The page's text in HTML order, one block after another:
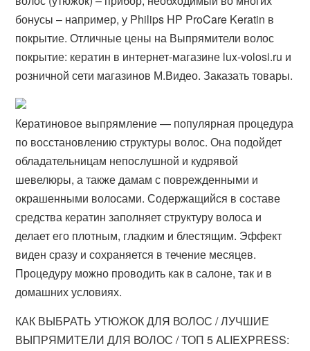
бонусы – например, у Philips HP ProCare Keratin в
покрытие. Отличные цены на Выпрямители волос
покрытие: кератин в интернет-​магазине lux-volosi.ru и
розничной сети магазинов М.Видео. Заказать товары.
Кератиновое выпрямление — популярная процедура
по восстановлению структуры волос. Она подойдет
обладательницам непослушной и кудрявой
шевелюры, а также дамам с поврежденными и
окрашенными волосами. Содержащийся в составе
средства кератин заполняет структуру волоса и
делает его плотным, гладким и блестящим. Эффект
виден сразу и сохраняется в течение месяцев.
Процедуру можно проводить как в салоне, так и в
домашних условиях.
КАК ВЫБРАТЬ УТЮЖОК ДЛЯ ВОЛОС / ЛУЧШИЕ
ВЫПРЯМИТЕЛИ ДЛЯ ВОЛОС / ТОП 5 ALIEXPRESS: